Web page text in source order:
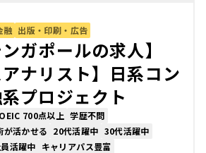
融 出版・印刷・広告
ガポールの求人】
アナリスト】日系コン
プロジェクト
700点以上 学歴不問
が活かせる 20代活躍中 30代活躍中
活躍中 キャリアパス豊富